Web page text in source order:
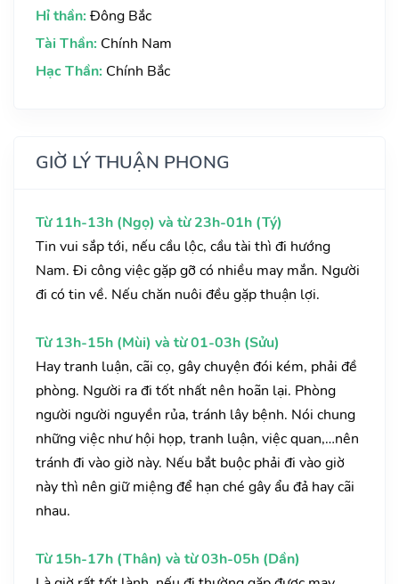
Hỉ thần: Đông Bắc
Tài Thần: Chính Nam
Hạc Thần: Chính Bắc
GIỜ LÝ THUẬN PHONG
Từ 11h-13h (Ngọ) và từ 23h-01h (Tý)
Tin vui sắp tới, nếu cầu lộc, cầu tài thì đi hướng
Nam. Đi công việc gặp gỡ có nhiều may mắn. Người
đi có tin về. Nếu chăn nuôi đều gặp thuận lợi.
Từ 13h-15h (Mùi) và từ 01-03h (Sửu)
Hay tranh luận, cãi cọ, gây chuyện đói kém, phải đề
phòng. Người ra đi tốt nhất nên hoãn lại. Phòng
người người nguyền rủa, tránh lây bệnh. Nói chung
những việc như hội họp, tranh luận, việc quan,…nên
tránh đi vào giờ này. Nếu bắt buộc phải đi vào giờ
này thì nên giữ miệng để hạn ché gây ẩu đả hay cãi
nhau.
Từ 15h-17h (Thân) và từ 03h-05h (Dần)